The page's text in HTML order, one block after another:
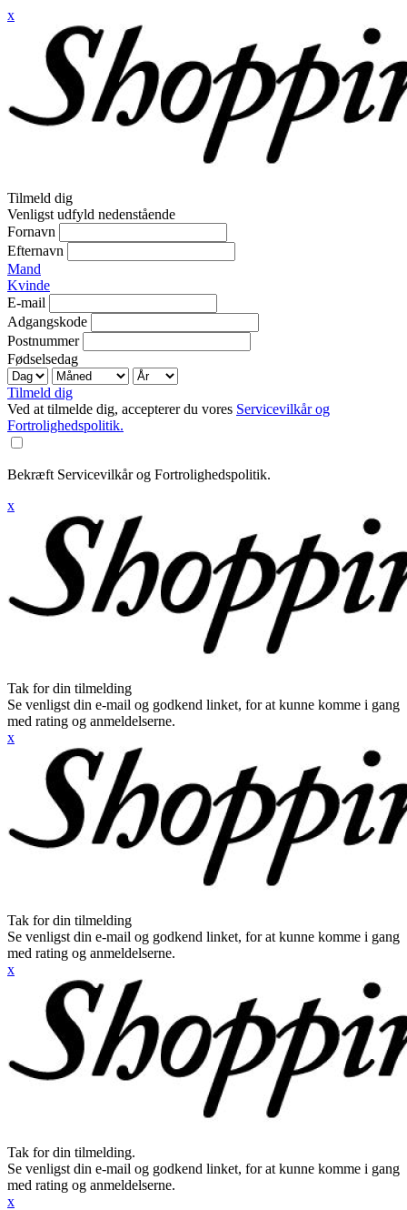
x
Tilmeld dig
Venligst udfyld nedenstående
Fornavn
Efternavn
Mand
Kvinde
E-mail
Adgangskode
Postnummer
Fødselsedag
Tilmeld dig
Ved at tilmelde dig, accepterer du vores Servicevilkår og
Fortrolighedspolitik.
Bekræft Servicevilkår og Fortrolighedspolitik.
x
Tak for din tilmelding
Se venligst din e-mail og godkend linket, for at kunne komme i gang
med rating og anmeldelserne.
x
Tak for din tilmelding
Se venligst din e-mail og godkend linket, for at kunne komme i gang
med rating og anmeldelserne.
x
Tak for din tilmelding.
Se venligst din e-mail og godkend linket, for at kunne komme i gang
med rating og anmeldelserne.
x